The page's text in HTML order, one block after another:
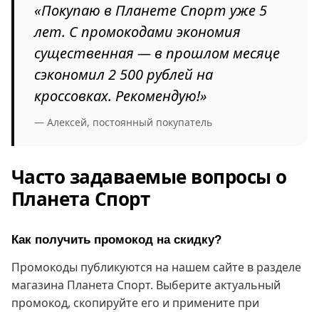
«Покупаю в Планете Спорт уже 5
лет. С промокодами экономия
существенная — в прошлом месяце
сэкономил 2 500 рублей на
кроссовках. Рекомендую!»
— Алексей, постоянный покупатель
Часто задаваемые вопросы о
Планета Спорт
Как получить промокод на скидку?
Промокоды публикуются на нашем сайте в разделе
магазина Планета Спорт. Выберите актуальный
промокод, скопируйте его и примените при